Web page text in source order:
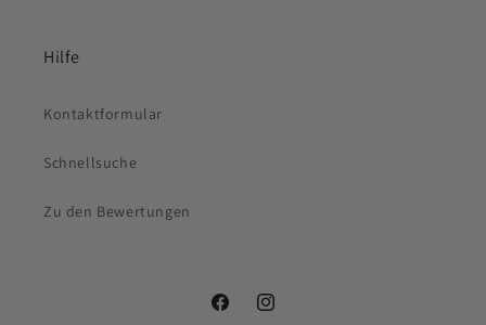
Hilfe
Kontaktformular
Schnellsuche
Zu den Bewertungen
FacebookInstagram